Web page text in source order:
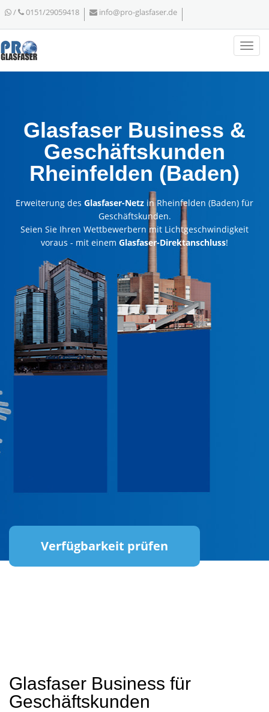
/ 0151/29059418 info@pro-glasfaser.de
Glasfaser Business &
Geschäftskunden
Rheinfelden (Baden)
Erweiterung des Glasfaser-Netz in Rheinfelden (Baden) für
Geschäftskunden.
Seien Sie Ihren Wettbewerbern mit Lichtgeschwindigkeit
voraus - mit einem Glasfaser-Direktanschluss!
Verfügbarkeit prüfen
Glasfaser Business für
Geschäftskunden